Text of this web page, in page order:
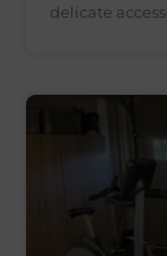
delicate